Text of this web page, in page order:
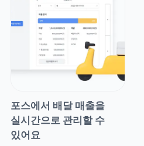
포스에서 배달 매출을
실시간으로 관리할 수
있어요